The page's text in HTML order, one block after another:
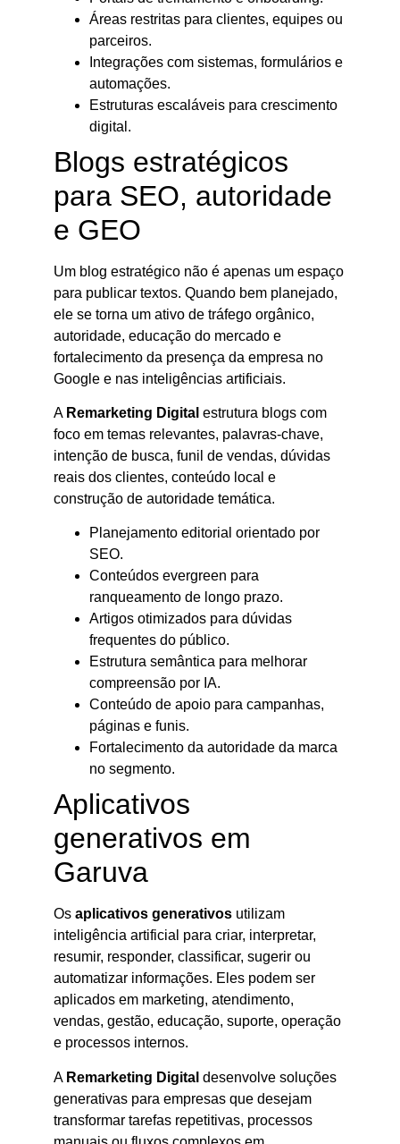
Áreas restritas para clientes, equipes ou
parceiros.
Integrações com sistemas, formulários e
automações.
Estruturas escaláveis para crescimento
digital.
Blogs estratégicos
para SEO, autoridade
e GEO
Um blog estratégico não é apenas um espaço
para publicar textos. Quando bem planejado,
ele se torna um ativo de tráfego orgânico,
autoridade, educação do mercado e
fortalecimento da presença da empresa no
Google e nas inteligências artificiais.
A Remarketing Digital estrutura blogs com
foco em temas relevantes, palavras-chave,
intenção de busca, funil de vendas, dúvidas
reais dos clientes, conteúdo local e
construção de autoridade temática.
Planejamento editorial orientado por
SEO.
Conteúdos evergreen para
ranqueamento de longo prazo.
Artigos otimizados para dúvidas
frequentes do público.
Estrutura semântica para melhorar
compreensão por IA.
Conteúdo de apoio para campanhas,
páginas e funis.
Fortalecimento da autoridade da marca
no segmento.
Aplicativos
generativos em
Garuva
Os aplicativos generativos utilizam
inteligência artificial para criar, interpretar,
resumir, responder, classificar, sugerir ou
automatizar informações. Eles podem ser
aplicados em marketing, atendimento,
vendas, gestão, educação, suporte, operação
e processos internos.
A Remarketing Digital desenvolve soluções
generativas para empresas que desejam
transformar tarefas repetitivas, processos